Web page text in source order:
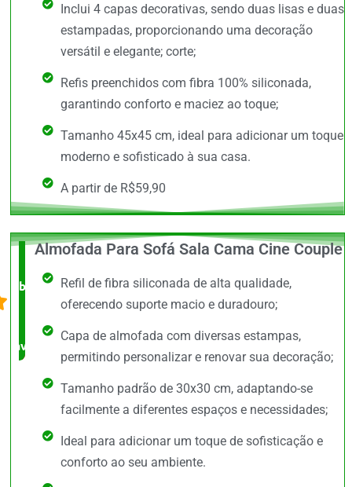
Inclui 4 capas decorativas, sendo duas lisas e duas
estampadas, proporcionando uma decoração
versátil e elegante; corte;
Refis preenchidos com fibra 100% siliconada,
garantindo conforto e maciez ao toque;
Tamanho 45x45 cm, ideal para adicionar um toque
moderno e sofisticado à sua casa.
A partir de R$59,90
O +
barato,
avaliado!
Almofada Para Sofá Sala Cama Cine Couple
Refil de fibra siliconada de alta qualidade,
oferecendo suporte macio e duradouro;
Capa de almofada com diversas estampas,
permitindo personalizar e renovar sua decoração;
Tamanho padrão de 30x30 cm, adaptando-se
facilmente a diferentes espaços e necessidades;
Ideal para adicionar um toque de sofisticação e
conforto ao seu ambiente.